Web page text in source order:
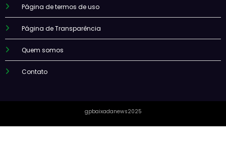
Página de termos de uso
Página de Transparência
Quem somos
Contato
gpbaixadanews2025